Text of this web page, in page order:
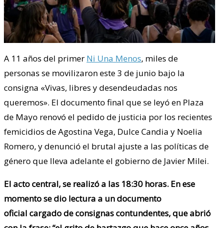
A 11 años del primer Ni Una Menos, miles de
personas se movilizaron este 3 de junio bajo la
consigna «Vivas, libres y desendeudadas nos
queremos». El documento final que se leyó en Plaza
de Mayo renovó el pedido de justicia por los recientes
femicidios de Agostina Vega, Dulce Candia y Noelia
Romero, y denunció el brutal ajuste a las políticas de
género que lleva adelante el gobierno de Javier Milei.
El acto central, se realizó a las 18:30 horas. En ese
momento se dio lectura a un documento
oficial cargado de consignas contundentes, que abrió